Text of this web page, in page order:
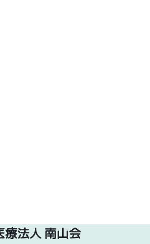
療法人 南山会